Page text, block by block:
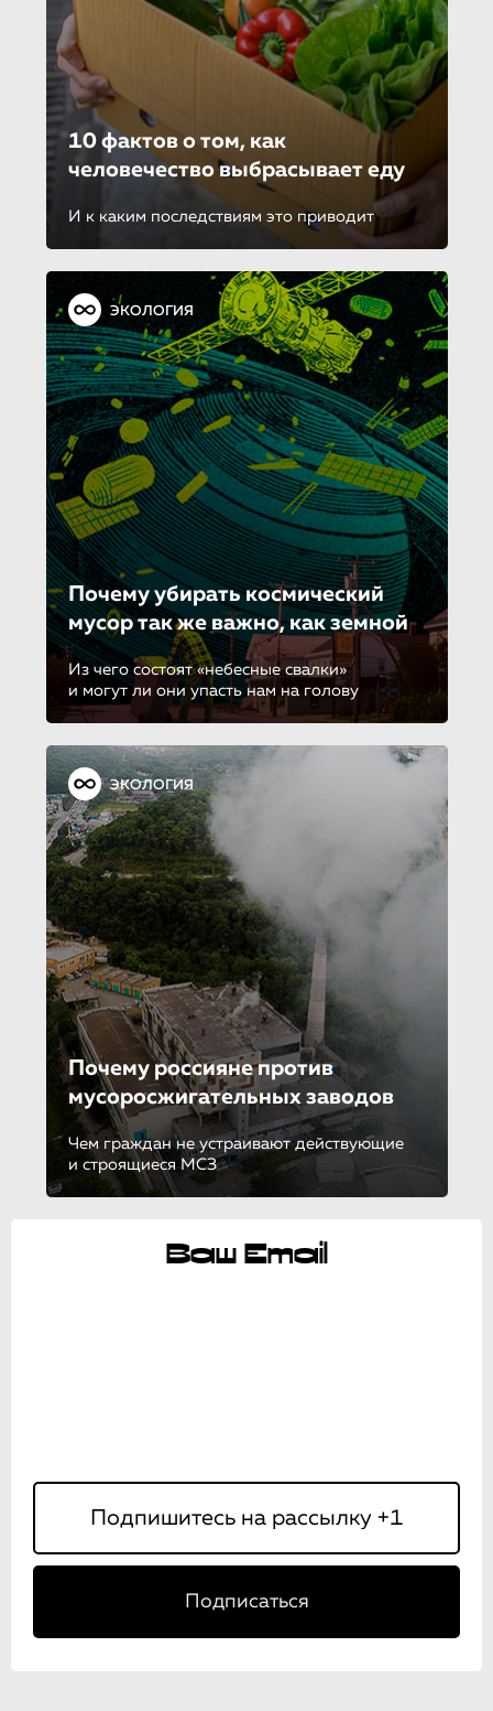
10 фактов о том, как
человечество выбрасывает еду
И к каким последствиям это приводит
ЭКОЛОГИЯ
Почему убирать космический
мусор так же важно, как земной
Из чего состоят «небесные свалки»
и могут ли они упасть нам на голову
ЭКОЛОГИЯ
Почему россияне против
мусоросжигатель­ных заводов
Чем граждан не устраивают действующие
и строящиеся МСЗ
Ваш Email
Подписаться